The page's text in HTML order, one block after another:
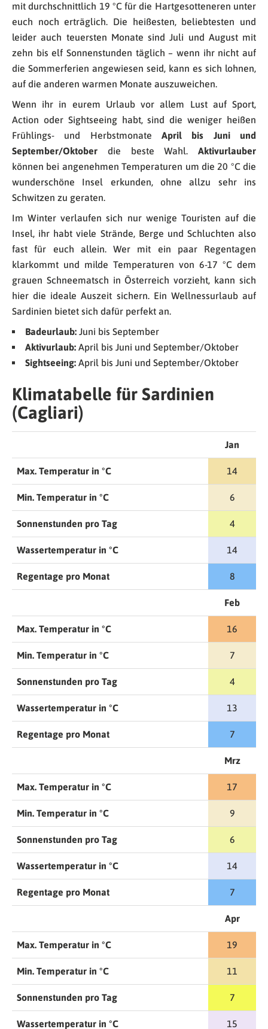
mit durchschnittlich 19 °C für die Hartgesotteneren unter
euch noch erträglich. Die heißesten, beliebtesten und
leider auch teuersten Monate sind Juli und August mit
zehn bis elf Sonnenstunden täglich – wenn ihr nicht auf
die Sommerferien angewiesen seid, kann es sich lohnen,
auf die anderen warmen Monate auszuweichen.
Wenn ihr in eurem Urlaub vor allem Lust auf Sport,
Action oder Sightseeing habt, sind die weniger heißen
Frühlings- und Herbstmonate April bis Juni und
September/Oktober die beste Wahl. Aktivurlauber
können bei angenehmen Temperaturen um die 20 °C die
wunderschöne Insel erkunden, ohne allzu sehr ins
Schwitzen zu geraten.
Im Winter verlaufen sich nur wenige Touristen auf die
Insel, ihr habt viele Strände, Berge und Schluchten also
fast für euch allein. Wer mit ein paar Regentagen
klarkommt und milde Temperaturen von 6-17 °C dem
grauen Schneematsch in Österreich vorzieht, kann sich
hier die ideale Auszeit sichern. Ein Wellnessurlaub auf
Sardinien bietet sich dafür perfekt an.
Badeurlaub: Juni bis September
Aktivurlaub: April bis Juni und September/Oktober
Sightseeing: April bis Juni und September/Oktober
Klimatabelle für Sardinien
(Cagliari)
Jan
Max. Temperatur in °C 14
Min. Temperatur in °C 6
Sonnenstunden pro Tag 4
Wassertemperatur in °C 14
Regentage pro Monat 8
Feb
Max. Temperatur in °C 16
Min. Temperatur in °C 7
Sonnenstunden pro Tag 4
Wassertemperatur in °C 13
Regentage pro Monat 7
Mrz
Max. Temperatur in °C 17
Min. Temperatur in °C 9
Sonnenstunden pro Tag 6
Wassertemperatur in °C 14
Regentage pro Monat 7
Apr
Max. Temperatur in °C 19
Min. Temperatur in °C 11
Sonnenstunden pro Tag 7
Wassertemperatur in °C 15